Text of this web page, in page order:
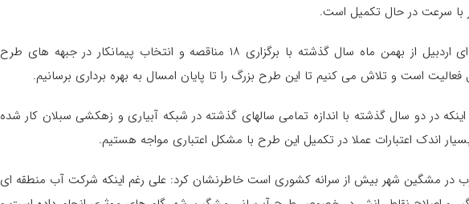
با سرعت در حال تکمیل است.
وی اضافه کرد: شرکت آب منطقه ای اردبیل از بهمن ماه سال گذشته با برگزاری ۱۸ مناقصه و انتخاب پیمانکار در جبهه های طرح
است و تلاش می کنیم تا این طرح بزرگ را تا پایان امسال به بهره برداری برسانیم.
در دو سال گذشته با اندازه تمامی سالهای گذشته در شبکه آبیاری و زهکشی سبلان کار شده
اندک اعتبارات عملا در تکمیل این طرح با مشکل اعتباری مواجه هستیم.
در مشگین شهر بیش از سرانه کشوری است خاطرنشان کرد: علی رغم اینکه شرکت آب منطقه ای